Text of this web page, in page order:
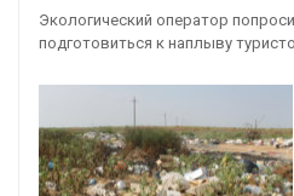
Экологический оператор
подготовиться к наплыву